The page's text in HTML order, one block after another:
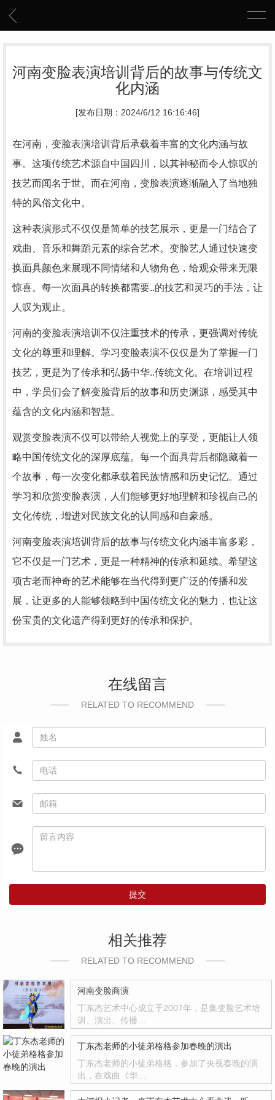
河南变脸表演培训背后的故事与传统文
化内涵
[发布日期：2024/6/12 16:16:46]
在河南，变脸表演培训背后承载着丰富的文化内涵与故
事。这项传统艺术源自中国四川，以其神秘而令人惊叹的
技艺而闻名于世。而在河南，变脸表演逐渐融入了当地独
特的风俗文化中。
这种表演形式不仅仅是简单的技艺展示，更是一门结合了
戏曲、音乐和舞蹈元素的综合艺术。变脸艺人通过快速变
换面具颜色来展现不同情绪和人物角色，给观众带来无限
惊喜。每一次面具的转换都需要..的技艺和灵巧的手法，让
人叹为观止。
河南的变脸表演培训不仅注重技术的传承，更强调对传统
文化的尊重和理解。学习变脸表演不仅仅是为了掌握一门
技艺，更是为了传承和弘扬中华..传统文化。在培训过程
中，学员们会了解变脸背后的故事和历史渊源，感受其中
蕴含的文化内涵和智慧。
观赏变脸表演不仅可以带给人视觉上的享受，更能让人领
略中国传统文化的深厚底蕴。每一个面具背后都隐藏着一
个故事，每一次变化都承载着民族情感和历史记忆。通过
学习和欣赏变脸表演，人们能够更好地理解和珍视自己的
文化传统，增进对民族文化的认同感和自豪感。
河南变脸表演培训背后的故事与传统文化内涵丰富多彩，
它不仅是一门艺术，更是一种精神的传承和延续。希望这
项古老而神奇的艺术能够在当代得到更广泛的传播和发
展，让更多的人能够领略到中国传统文化的魅力，也让这
份宝贵的文化遗产得到更好的传承和保护。
在线留言
RELATED TO RECOMMEND
提交
相关推荐
RELATED TO RECOMMEND
河南变脸商演
丁东杰艺术中心成立于2007年，是集变脸艺术培
训、演出、传播…
丁东杰老师的小徒弟格格参加春晚的演出
丁东杰老师的小徒弟格格，参加了央视春晚的演
出，在戏曲《华…